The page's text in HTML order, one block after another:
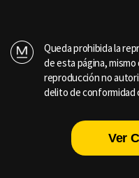
Queda prohibida la
de esta página,
reproducción no
delito de conformidad
Ver